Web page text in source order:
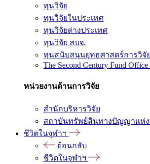
ทุนวิจัย
ทุนวิจัยในประเทศ
ทุนวิจัยต่างประเทศ
ทุนวิจัย สบจ.
ทุนสนับสนุนยุทธศาสตร์การวิจัย
The Second Century Fund
หน่วยงานด้านการวิจัย
สำนักบริหารวิจัย
สถาบันทรัพย์สินทางปัญญาแห่ง
ชีวิตในจุฬาฯ
ย้อนกลับ
ชีวิตในจุฬาฯ